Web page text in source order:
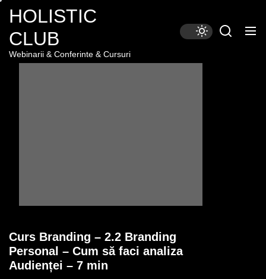
the
content
HOLISTIC
CLUB
Webinarii & Conferinte & Cursuri
Curs Branding – 2.2 Branding
Personal – Cum să faci analiza
Audienței – 7 min